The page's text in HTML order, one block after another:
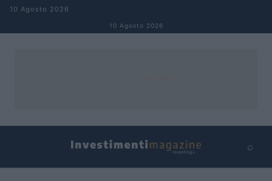
Salta al contenuto
10 Agosto 2026
10 Agosto 2026
⌕